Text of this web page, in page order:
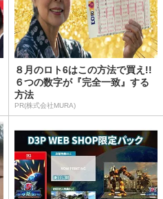
８月のロト6はこの方法で買え!!
６つの数字が『完全一致』する
方法
PR(株式会社MURA)